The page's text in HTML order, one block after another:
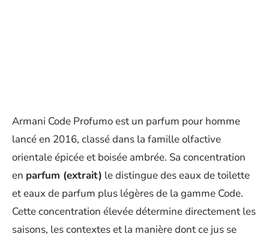
Armani Code Profumo est un parfum pour homme
lancé en 2016, classé dans la famille olfactive
orientale épicée et boisée ambrée. Sa concentration
en parfum (extrait) le distingue des eaux de toilette
et eaux de parfum plus légères de la gamme Code.
Cette concentration élevée détermine directement les
saisons, les contextes et la manière dont ce jus se